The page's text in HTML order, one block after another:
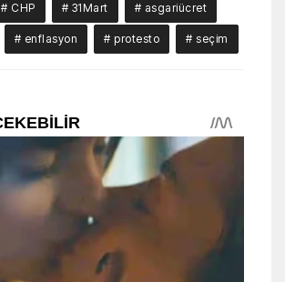
# CHP # 31Mart # asgariücret
# enflasyon # protesto # seçim